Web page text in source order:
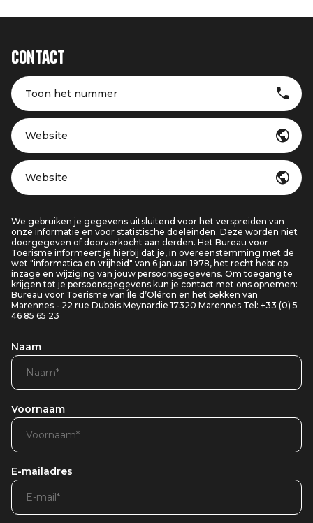
Contact
Toon het nummer
Website
Website
We gebruiken je gegevens uitsluitend voor het verspreiden van
onze informatie en voor statistische doeleinden. Deze worden niet
doorgegeven of doorverkocht aan derden. Het Bureau voor
Toerisme informeert je hierbij dat je, in overeenstemming met de
wet "informatica en vrijheid" van 6 januari 1978, het recht hebt op
inzage en wijziging van jouw persoonsgegevens. Om toegang te
krijgen tot je persoonsgegevens kun je contact met ons opnemen:
Bureau voor Toerisme van Île d’Oléron en het bekken van
Marennes - 22 rue Dubois Meynardie 17320 Marennes Tel: +33 (0) 5
46 85 65 23
Naam
Voornaam
E-mailadres